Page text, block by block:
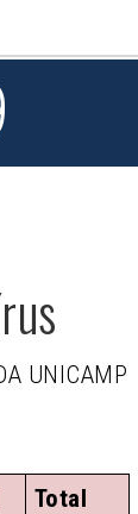
UNICAMP
Total